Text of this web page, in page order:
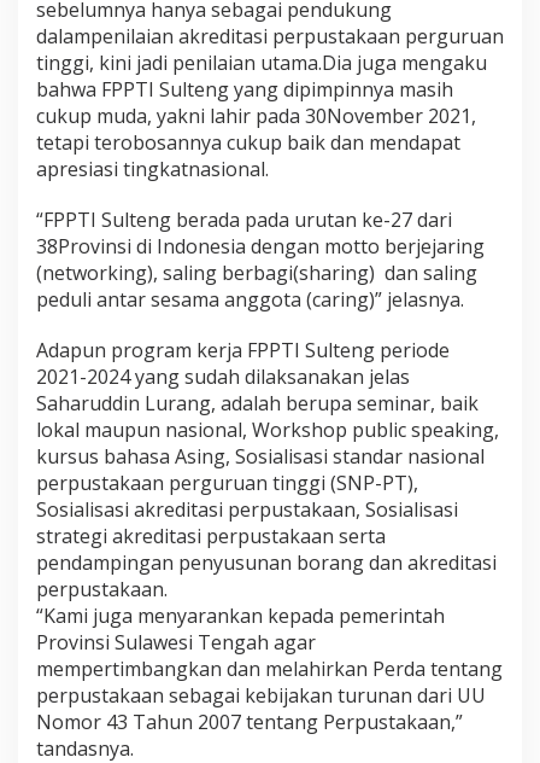
sebelumnya hanya sebagai pendukung
dalampenilaian akreditasi perpustakaan perguruan
tinggi, kini jadi penilaian utama.Dia juga mengaku
bahwa FPPTI Sulteng yang dipimpinnya masih
cukup muda, yakni lahir pada 30November 2021,
tetapi terobosannya cukup baik dan mendapat
apresiasi tingkatnasional.
“FPPTI Sulteng berada pada urutan ke-27 dari
38Provinsi di Indonesia dengan motto berjejaring
(networking), saling berbagi(sharing) dan saling
peduli antar sesama anggota (caring)” jelasnya.
Adapun program kerja FPPTI Sulteng periode
2021-2024 yang sudah dilaksanakan jelas
Saharuddin Lurang, adalah berupa seminar, baik
lokal maupun nasional, Workshop public speaking,
kursus bahasa Asing, Sosialisasi standar nasional
perpustakaan perguruan tinggi (SNP-PT),
Sosialisasi akreditasi perpustakaan, Sosialisasi
strategi akreditasi perpustakaan serta
pendampingan penyusunan borang dan akreditasi
perpustakaan.
“Kami juga menyarankan kepada pemerintah
Provinsi Sulawesi Tengah agar
mempertimbangkan dan melahirkan Perda tentang
perpustakaan sebagai kebijakan turunan dari UU
Nomor 43 Tahun 2007 tentang Perpustakaan,”
tandasnya.